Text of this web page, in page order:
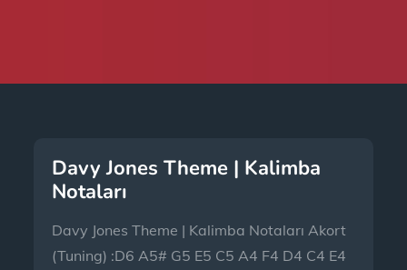
Davy Jones Theme | Kalimba
Notaları
Davy Jones Theme | Kalimba Notaları Akort
(Tuning) :D6 A5# G5 E5 C5 A4 F4 D4 C4 E4